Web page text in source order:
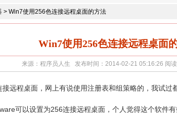
> Win7使用256色连接远程桌面的方法
Win7使用256色连接远程桌面
来源：程序员人生 发布时间：2014-02-21 05:16:26 阅读
程桌面，网上有说使用注册表和组策略的，我试过都
可以设置为256连接远程桌面，个人觉得这个软件有